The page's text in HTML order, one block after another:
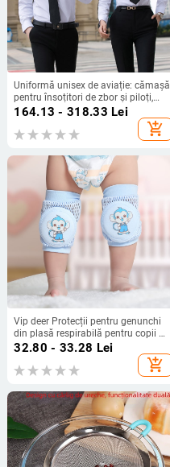
Uniformă unisex de aviație: cămașă
pentru însoțitori de zbor și piloți,
uniformă pentru Academia de
Aviație, marinari și securitate
hotelieră, îmbrăcăminte de lucru din
164.13 - 318.33 Lei
add_shopping_cart
Vip deer Protecții pentru genunchi
din plasă respirabilă pentru copii —
pentru târâre și învățarea mersului,
32.80 - 33.28 Lei
add_shopping_cart